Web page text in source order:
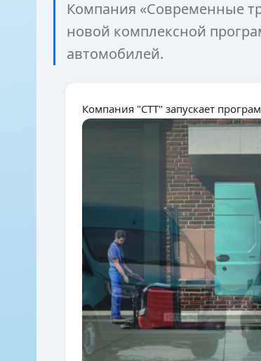
Компания «Современные
новой комплексной
автомобилей.
Компания "СТТ" запускает